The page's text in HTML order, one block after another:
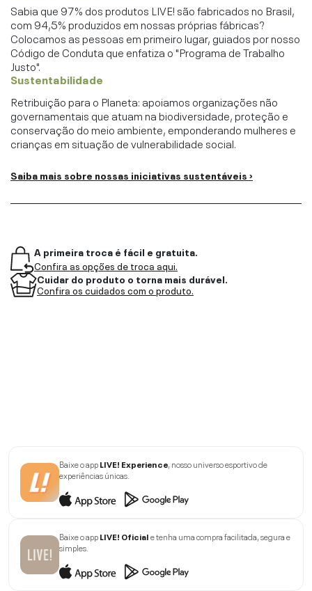
Sabia que 97% dos produtos LIVE! são fabricados no Brasil,
com 94,5% produzidos em nossas próprias fábricas?
Colocamos as pessoas em primeiro lugar, guiados por nosso
Código de Conduta que enfatiza o "Programa de Trabalho
Justo".
Sustentabilidade
Retribuição para o Planeta: apoiamos organizações não
governamentais que atuam na biodiversidade, proteção e
conservação do meio ambiente, emponderando mulheres e
crianças em situação de vulnerabilidade social.
Saiba mais sobre nossas iniciativas sustentáveis ›
A primeira troca é fácil e gratuita.
Confira as opções de troca aqui.
Cuidar do produto o torna mais durável.
Confira os cuidados com o produto.
Baixe o appLIVE! Experience , nosso universo esportivo de
experiências únicas.
Baixe o appLIVE! Oficiale tenha uma compra facilitada, segura e
simples.